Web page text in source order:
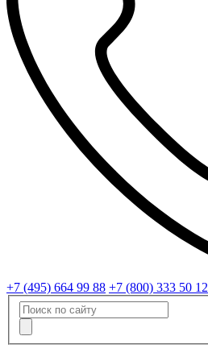
+7 (495) 664 99 88 +7 (800) 333 50 12